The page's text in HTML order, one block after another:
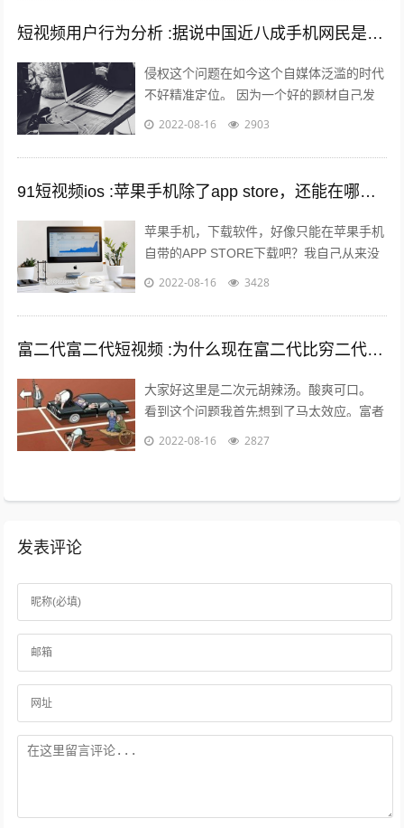
短视频用户行为分析 :据说中国近八成手机网民是短视频用户，侵权问题如何解决？
侵权这个问题在如今这个自媒体泛滥的时代
不好精准定位。 因为一个好的题材自己发
布出去可能只需要短短的几分钟时间就能够
2022-08-16 2903
91短视频ios :苹果手机除了app store，还能在哪里下载软件？包括一些破解软件？
苹果手机，下载软件，好像只能在苹果手机
自带的APP STORE下载吧？我自己从来没
有尝试过在其他地方下载，在越狱最火热的
2022-08-16 3428
富二代富二代短视频 :为什么现在富二代比穷二代努力？
大家好这里是二次元胡辣汤。酸爽可口。
看到这个问题我首先想到了马太效应。富者
更富，穷者更穷。这也是一个不争的事实。
2022-08-16 2827
发表评论